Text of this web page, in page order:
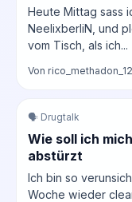
Heute Mittag sass
NeelixberliN, und
vom Tisch, als ich...
Von
🗣️ Drugtalk
Wie soll ich
abstürzt
Ich bin so
Woche wieder